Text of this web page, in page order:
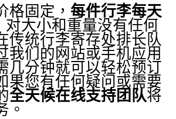
格固定， 每件行李每天
对大小和重量没有任何
传统行李寄存处排长队
我们的网站或手机应用
几分钟就可以轻松预订
果您有任何疑问或需要
全天候在线支持团队将
。